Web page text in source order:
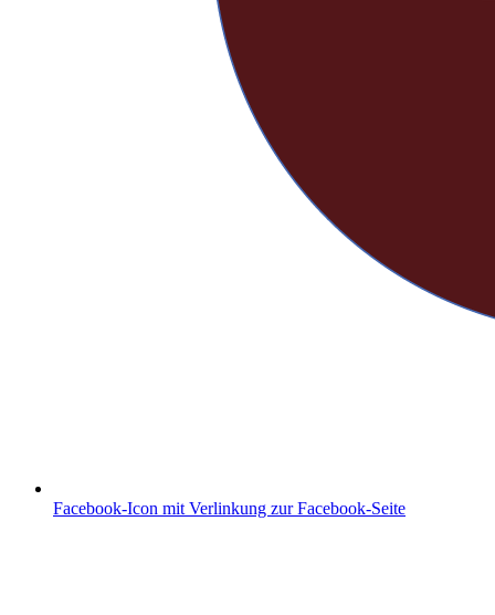
Facebook-Icon mit Verlinkung zur Facebook-Seite